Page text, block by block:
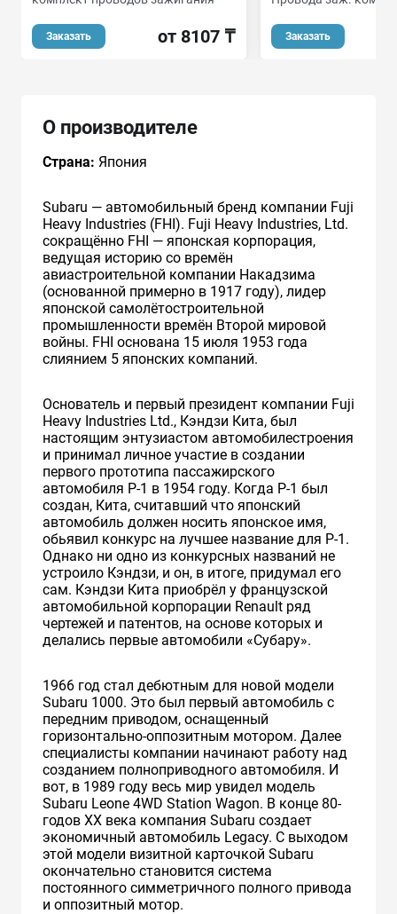
Заказать от 8107 ₸ Заказать
О производителе
Страна: Япония
Subaru — автомобильный бренд компании Fuji
Heavy Industries (FHI). Fuji Heavy Industries, Ltd.
сокращённо FHI — японская корпорация,
ведущая историю со времён
авиастроительной компании Накадзима
(основанной примерно в 1917 году), лидер
японской самолётостроительной
промышленности времён Второй мировой
войны. FHI основана 15 июля 1953 года
слиянием 5 японских компаний.
Основатель и первый президент компании Fuji
Heavy Industries Ltd., Кэндзи Кита, был
настоящим энтузиастом автомобилестроения
и принимал личное участие в создании
первого прототипа пассажирского
автомобиля Р-1 в 1954 году. Когда P-1 был
создан, Кита, считавший что японский
автомобиль должен носить японское имя,
обьявил конкурс на лучшее название для P-1.
Однако ни одно из конкурсных названий не
устроило Кэндзи, и он, в итоге, придумал его
сам. Кэндзи Кита приобрёл у французской
автомобильной корпорации Renault ряд
чертежей и патентов, на основе которых и
делались первые автомобили «Субару».
1966 год стал дебютным для новой модели
Subaru 1000. Это был первый автомобиль с
передним приводом, оснащенный
горизонтально-оппозитным мотором. Далее
специалисты компании начинают работу над
созданием полноприводного автомобиля. И
вот, в 1989 году весь мир увидел модель
Subaru Leone 4WD Station Wagon. В конце 80-
годов XX века компания Subaru создает
экономичный автомобиль Legacy. С выходом
этой модели визитной карточкой Subaru
окончательно становится система
постоянного симметричного полного привода
и оппозитный мотор.